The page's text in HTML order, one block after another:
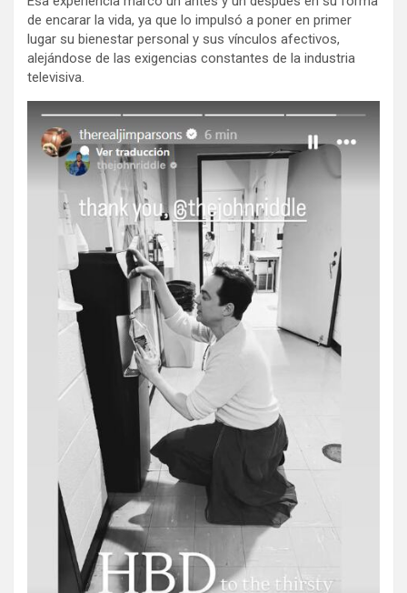
de encarar la vida, ya que lo impulsó a poner en primer
lugar su bienestar personal y sus vínculos afectivos,
alejándose de las exigencias constantes de la industria
televisiva.